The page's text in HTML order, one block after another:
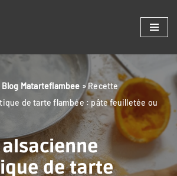
Blog Matarteflambee »Recette
de tarte flambée : pâte feuilletée ou
de tarte